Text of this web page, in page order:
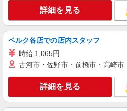
時給1,438円
福島県福島市松
キープ
アルバイト パート
すき家 13号福島矢野目店
すき家の店舗スタ
ど）
詳細を見る
ベルク各店での店内スタッフ
時給 1,065円
古河市・佐野市・前橋市・高崎
詳細を見る